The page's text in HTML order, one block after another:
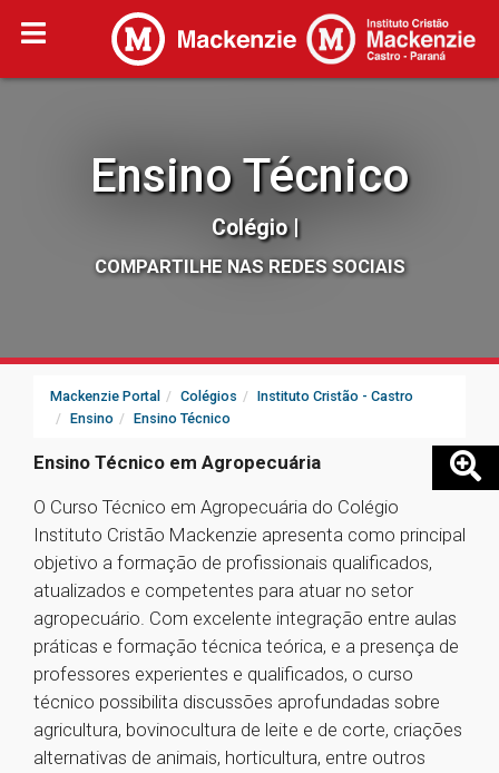
Ensino Técnico
Colégio |
COMPARTILHE NAS REDES SOCIAIS
Mackenzie Portal Colégios
Instituto Cristão - Castro
Ensino
Ensino Técnico
Ensino Técnico em Agropecuária
O Curso Técnico em Agropecuária do Colégio
Instituto Cristão Mackenzie apresenta como principal
objetivo a formação de profissionais qualificados,
atualizados e competentes para atuar no setor
agropecuário. Com excelente integração entre aulas
práticas e formação técnica teórica, e a presença de
professores experientes e qualificados, o curso
técnico possibilita discussões aprofundadas sobre
agricultura, bovinocultura de leite e de corte, criações
alternativas de animais, horticultura, entre outros